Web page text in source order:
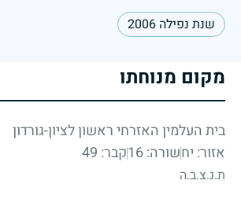
שנת נפילה 2006
מקום מנוחתו
בית העלמין האזרחי ראשון לציון-גורדון
אזור: יחשורה: 16 קבר: 49
ת.נ.צ.ב.ה